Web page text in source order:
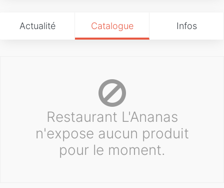
Actualité Catalogue Infos
Restaurant L'Ananas
n'expose aucun produit
pour le moment.